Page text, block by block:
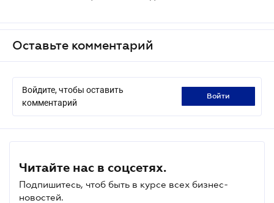
Оставьте комментарий
Войдите, чтобы оставить
комментарий
войти
Читайте нас в соцсетях.
Подпишитесь, чтоб быть в курсе всех бизнес-
новостей.